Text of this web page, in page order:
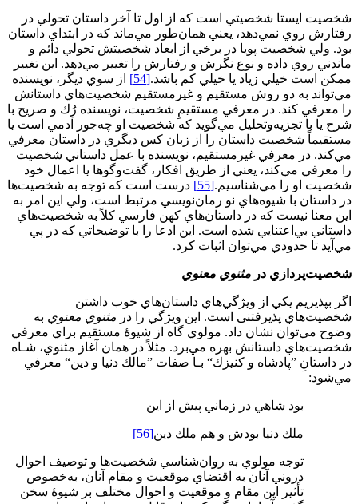
شخصيت ايستا شخصيتي است كه از اول تا آخر داستان تحولي در
رفتارش روي نمي‌دهد، يعني همان‌طور مي‌ماند كه در ابتداي داستان
بود. ولي شخصيت پويا در برخي از ابعاد شخصيتش تحولي دائم و
ماندني روي داده و نوع نگرش و رفتارش را تغيير مي‌دهد. اين تغيير
ممكن است خيلي زياد يا خيلي كم باشد.[54]
از سوي ديگر، نويسنده
مي‌تواند به دو روش مستقيم و غيرمستقيم شخصيت‌هاي داستانش
را معرفي كند. در معرفي مستقيمِ شخصيت، نويسنده رُك و صريح با
شرح يا با تجزيه‌و‌تحليل مي‌گويد كه شخصيت او چه‌جور آدمي است يا
مستقيماً شخصيت داستان را از زبان كس ديگري در داستان معرفي
مي‌كند. در معرفي غيرمستقيم، نويسنده با عمل داستاني شخصيت
را معرفي مي‌كند، يعني از طريق افكار، گفت‌وگوها يا اعمال خود
شخصيت او را مي‌شناسيم.[55]
درست است كه توجه به شخصيت‌ها
در داستان با شيوه‌هاي نو رمان‌نويسي مرتبط است، ولي اين امر به
اين معنا نيست كه در داستان‌هاي كهن فارسي کلاً به شخصيت‌هاي
داستاني بي‌اعتنايي شده است. اين ادعا را با توضيحاتي كه در پي
مي‌آيد تا حدودي مي‌توان اثبات کرد.
شخصيت‌پردازي در مثنوي معنوي
اگر بپذيريم يكي از ويژگي‌هاي داستان‌هاي خوب داشتن
شخصيت‌هاي پذیرفتنی است. اين ويژگي را در مثنوي معنوي به
وضوح مي‌توان نشان داد. مولوي گاه از شيوۀ مستقيم براي معرفي
شخصيت‌هاي داستانش بهره مي‌برد. مثلاً در همان آغاز مثنوي، شـاه
در داستانِ ”پادشاه و كنيزك“ بـا صفات ”مالك دنيا و دين“ معرفي
مي‌شود:
بود شاهي در زماني پيش از اين
ملك دنيا بودش و هم ملك دين[56]
توجه مولوي به روان‌شناسي شخصيت‌ها و توصيف احوال
دروني آنان به اقتضاي موقعيت و مقام آنان، به‌خصوص
تأثير اين مقام و موقعيت و احوال مختلف بر شيوۀ سخن